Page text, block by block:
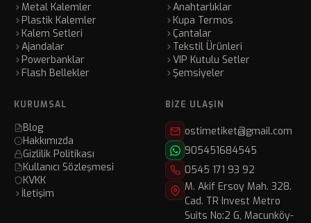
Metal Kalemler
Plastik Kalemler
Kalem Setleri
Ajandalar
Powerbanklar
Flash Bellekler
Anahtarlıklar
Kupa Termos
Çantalar
Tekstil Ürünleri
VIP Kutulu Setler
Şemsiyeler
KURUMSAL
Blog
Hakkımızda
Gizlilik Politikası
Kullanıcı Sözleşmesi
KVKK
İletişim
BIZE ULAŞIN
ostimetiket@gmail.com
905451684545
0545 171 93 92
M. Akif Ersoy Mah. 328.
Cad. TR Invest Metro
Suits No:2 G, Macunköy-